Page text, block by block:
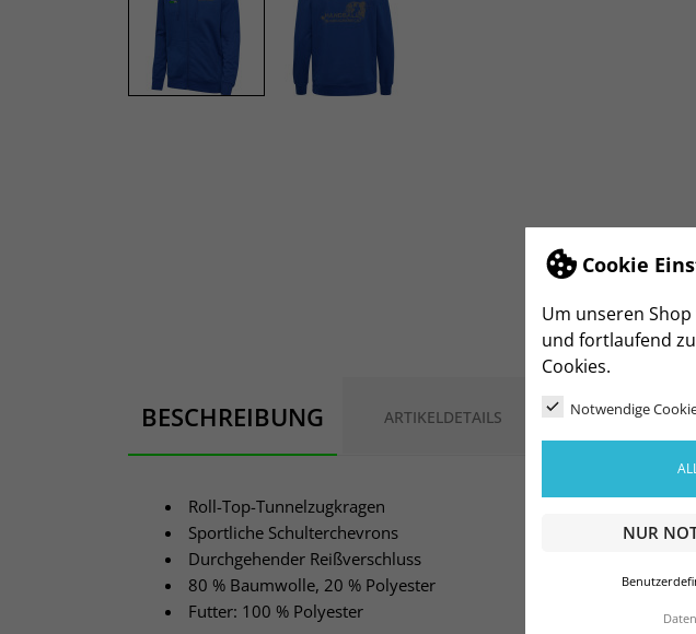
Cookie
Um unseren
und fortlaufend
Cookies.
Notwendige
NUR
BESCHREIBUNG ARTIKELDETAILS
Roll-Top-Tunnelzugkragen
Sportliche Schulterchevrons
Durchgehender Reißverschluss
80 % Baumwolle, 20 % Polyester
Futter: 100 % Polyester